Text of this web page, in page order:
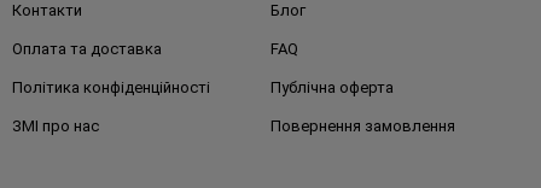
Контакти Блог
Оплата та доставка FAQ
Політика конфіденційності Публічна оферта
ЗМІ про нас Повернення замовлення